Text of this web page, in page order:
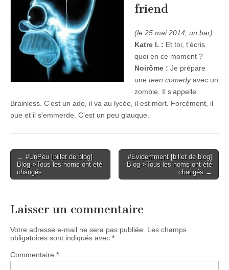
friend
(le 25 mai 2014, un bar)
Katre I. : Et toi, t’écris
quoi en ce moment ?
Noirôme : Je prépare
une teen comedyavec un
zombie. Il s’appelle
Brainless. C’est un ado, il va au lycée, il est mort. Forcément, il
pue et il s’emmerde. C’est un peu glauque.
Post
navigation
← #UnPeu [billet de blog]
Blog->Tous les noms ont été
changés
#Evidemment [billet de blog]
Blog->Tous les noms ont été
changés →
Laisser un commentaire
Votre adresse e-mail ne sera pas publiée.
Les champs
obligatoires sont indiqués avec *
Commentaire *